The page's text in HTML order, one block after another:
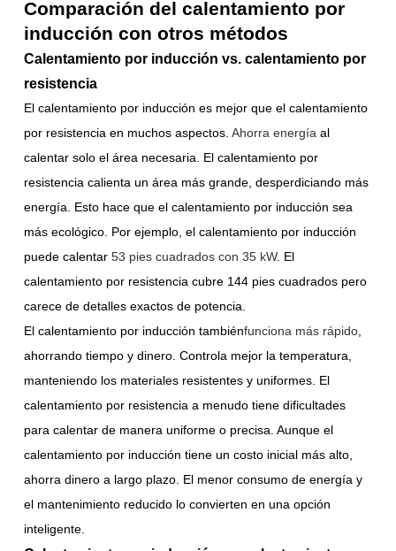
Comparación del calentamiento por
inducción con otros métodos
Calentamiento por inducción vs. calentamiento por
resistencia
El calentamiento por inducción es mejor que el calentamiento
por resistencia en muchos aspectos.Ahorra energía al
calentar solo el área necesaria. El calentamiento por
resistencia calienta un área más grande, desperdiciando más
energía. Esto hace que el calentamiento por inducción sea
más ecológico. Por ejemplo, el calentamiento por inducción
puede calentar53 pies cuadrados con 35 kW. El
calentamiento por resistencia cubre 144 pies cuadrados pero
carece de detalles exactos de potencia.
El calentamiento por inducción tambiénfunciona más rápido
ahorrando tiempo y dinero. Controla mejor la temperatura,
manteniendo los materiales resistentes y uniformes. El
calentamiento por resistencia a menudo tiene dificultades
para calentar de manera uniforme o precisa. Aunque el
calentamiento por inducción tiene un costo inicial más alto,
ahorra dinero a largo plazo. El menor consumo de energía y
el mantenimiento reducido lo convierten en una opción
inteligente.